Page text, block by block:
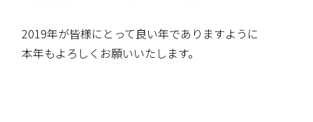
2019年が皆様にとって良い年でありますように
本年もよろしくお願いいたします。